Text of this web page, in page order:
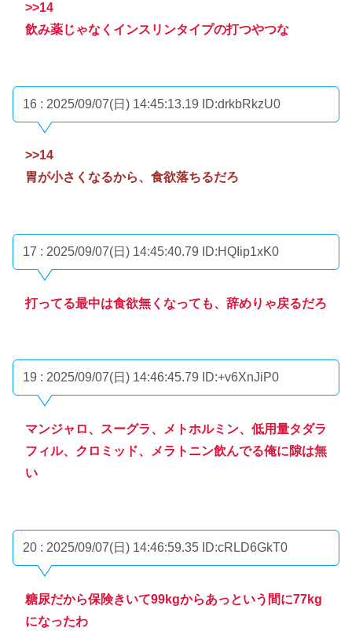
>>14
飲み薬じゃなくインスリンタイプの打つやつな
16 : 2025/09/07(日) 14:45:13.19 ID:drkbRkzU0
>>14
胃が小さくなるから、食欲落ちるだろ
17 : 2025/09/07(日) 14:45:40.79 ID:HQIip1xK0
打ってる最中は食欲無くなっても、辞めりゃ戻るだろ
19 : 2025/09/07(日) 14:46:45.79 ID:+v6XnJiP0
マンジャロ、スーグラ、メトホルミン、低用量タダラ
フィル、クロミッド、メラトニン飲んでる俺に隙は無
い
20 : 2025/09/07(日) 14:46:59.35 ID:cRLD6GkT0
糖尿だから保険きいて99kgからあっという間に77kg
になったわ